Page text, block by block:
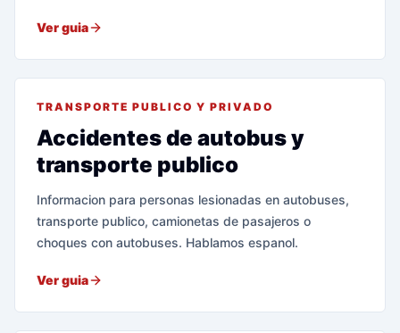
Ver guia
TRANSPORTE PUBLICO Y PRIVADO
Accidentes de autobus y
transporte publico
Informacion para personas lesionadas en autobuses,
transporte publico, camionetas de pasajeros o
choques con autobuses. Hablamos espanol.
Ver guia